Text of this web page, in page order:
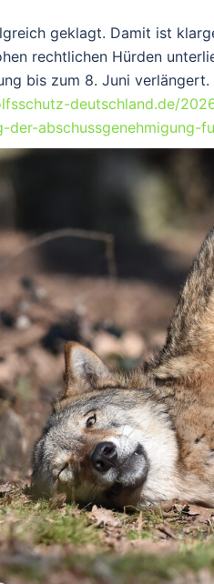
geklagt. Damit ist
rechtlichen Hürden
bis zum 8. Juni
deutschland.de/
der-abschussgenehmigung-